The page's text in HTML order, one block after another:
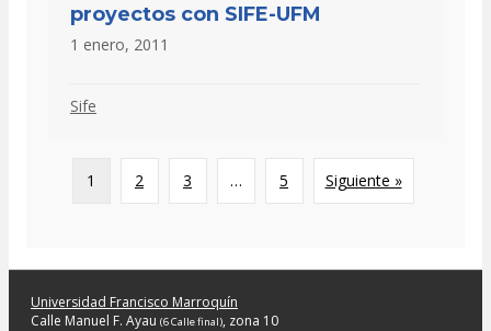
proyectos con SIFE-UFM
1 enero, 2011
Sife
1 2 3 … 5 Siguiente »
Universidad Francisco Marroquín
Calle Manuel F. Ayau (6 Calle final), zona 10